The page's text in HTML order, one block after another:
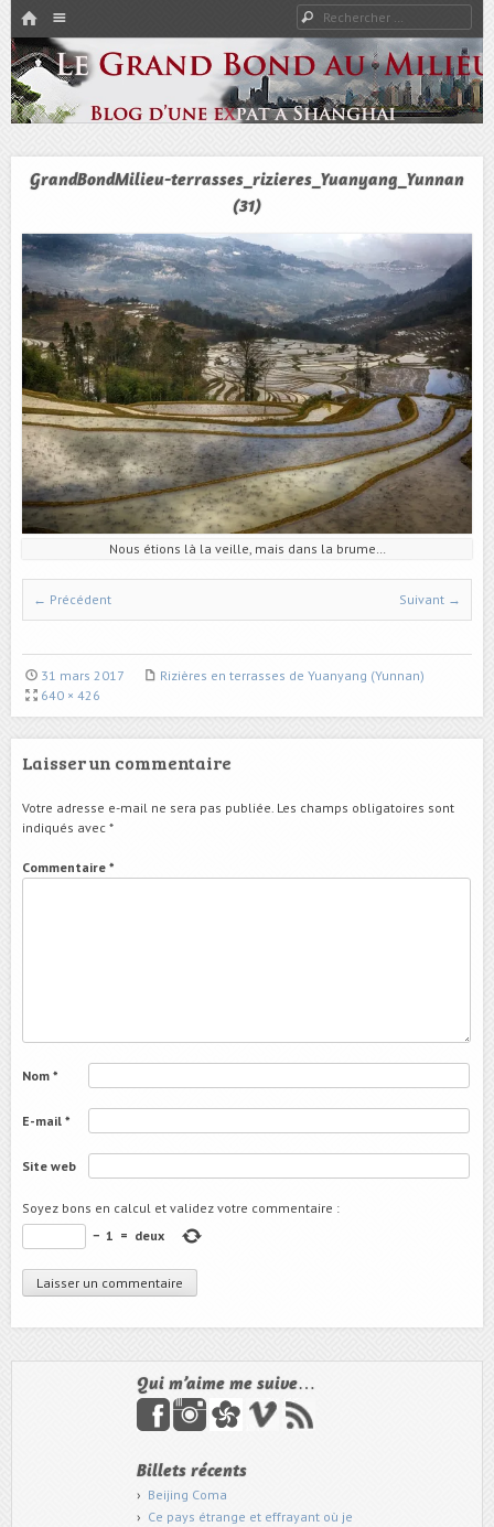
HOME
PASSER AU CONTENU
Rechercher
Le Grand Bond Au Milieu
Expat à Shanghai en famille – Vivre en Chine – Blog
GrandBondMilieu-terrasses_rizieres_Yuanyang_Yunnan
(31)
Nous étions là la veille, mais dans la brume…
← Précédent Suivant →
31 mars 2017
Rizières en terrasses de Yuanyang (Yunnan)
640 × 426
Laisser un commentaire
Votre adresse e-mail ne sera pas publiée. Les champs obligatoires sont
indiqués avec *
Commentaire *
Nom *
E-mail *
Site web
Soyez bons en calcul et validez votre commentaire :
− 1 = deux
Qui m’aime me suive…
Billets récents
Beijing Coma
Ce pays étrange et effrayant où je